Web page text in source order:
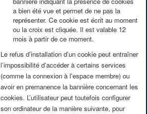
a bien été vue et permet de ne pas la
représenter. Ce cookie est écrit au moment
ou la croix est cliquée. Il est valable 12
mois à partir de ce moment.
Le refus d’installation d’un cookie peut entraîner
l’impossibilité d’accéder à certains services
(comme la connexion à l'espace membre) ou
avoir en premanence la bannière concernant les
cookies. L’utilisateur peut toutefois configurer
son ordinateur de la manière suivante, pour